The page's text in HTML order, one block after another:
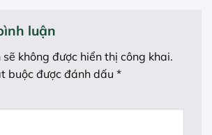
luận
không được hiển thị công khai.
buộc được đánh dấu *